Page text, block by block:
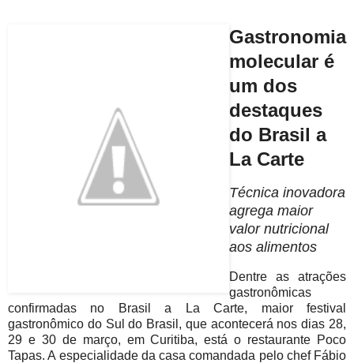
Gastronomia
molecular é
um dos
destaques
do Brasil a
La Carte
Técnica inovadora
agrega maior
valor nutricional
aos alimentos
Dentre as atrações
gastronômicas
confirmadas no Brasil a La Carte, maior festival
gastronômico do Sul do Brasil, que acontecerá nos dias 28,
29 e 30 de março, em Curitiba, está o restaurante Poco
Tapas. A especialidade da casa comandada pelo chef Fábio